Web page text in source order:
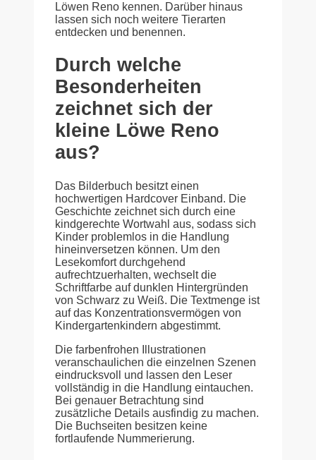
Löwen Reno kennen. Darüber hinaus
lassen sich noch weitere Tierarten
entdecken und benennen.
Durch welche
Besonderheiten
zeichnet sich der
kleine Löwe Reno
aus?
Das Bilderbuch besitzt einen
hochwertigen Hardcover Einband. Die
Geschichte zeichnet sich durch eine
kindgerechte Wortwahl aus, sodass sich
Kinder problemlos in die Handlung
hineinversetzen können. Um den
Lesekomfort durchgehend
aufrechtzuerhalten, wechselt die
Schriftfarbe auf dunklen Hintergründen
von Schwarz zu Weiß. Die Textmenge ist
auf das Konzentrationsvermögen von
Kindergartenkindern abgestimmt.
Die farbenfrohen Illustrationen
veranschaulichen die einzelnen Szenen
eindrucksvoll und lassen den Leser
vollständig in die Handlung eintauchen.
Bei genauer Betrachtung sind
zusätzliche Details ausfindig zu machen.
Die Buchseiten besitzen keine
fortlaufende Nummerierung.